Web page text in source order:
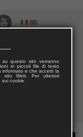
questo sito verranno
in piccoli file di testo
informato e che accetti la
sito Web. Per ulteriori
cookie.